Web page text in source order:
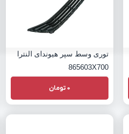
توری وسط سپر هیوندای النترا
865603X700
0 تومان